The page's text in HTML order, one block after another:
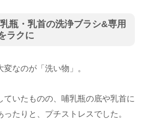
瓶・乳首の洗浄ブラシ&専用
ラクに
なのが「洗い物」。
ていたものの、哺乳瓶の底や乳首に
ったりと、プチストレスでした。